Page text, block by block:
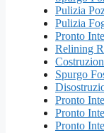
Pulizia
Pulizia
Pronto
Relining
Spurgo
Pronto
Pronto
Pronto